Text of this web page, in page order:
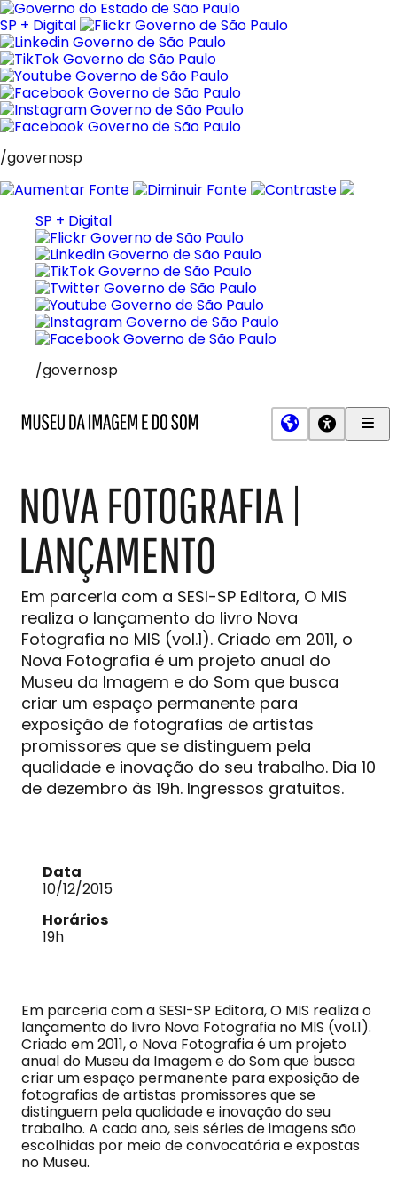
Pular
para
o
conteúdo
SP + Digital
/governosp
SP + Digital
/governosp
e
do
Som
NOVA FOTOGRAFIA |
LANÇAMENTO
Em parceria com a SESI-SP Editora, O MIS
realiza o lançamento do livro Nova
Fotografia no MIS (vol.1). Criado em 2011, o
Nova Fotografia é um projeto anual do
Museu da Imagem e do Som que busca
criar um espaço permanente para
exposição de fotografias de artistas
promissores que se distinguem pela
qualidade e inovação do seu trabalho. Dia 10
de dezembro às 19h. Ingressos gratuitos.
Data
10/12/2015
Horários
19h
Em parceria com a SESI-SP Editora, O MIS realiza o
lançamento do livro Nova Fotografia no MIS (vol.1).
Criado em 2011, o Nova Fotografia é um projeto
anual do Museu da Imagem e do Som que busca
criar um espaço permanente para exposição de
fotografias de artistas promissores que se
distinguem pela qualidade e inovação do seu
trabalho. A cada ano, seis séries de imagens são
escolhidas por meio de convocatória e expostas
no Museu.